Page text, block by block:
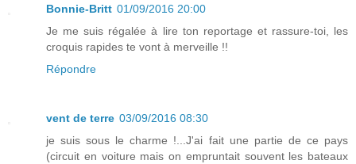
Bonnie-Britt 01/09/2016 20:00
Je me suis régalée à lire ton reportage et rassure-toi, les
croquis rapides te vont à merveille !!
Répondre
vent de terre 03/09/2016 08:30
je suis sous le charme !...J'ai fait une partie de ce pays
(circuit en voiture mais on empruntait souvent les bateaux